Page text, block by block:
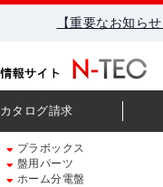
【重要なお知ら
カタログ請求
プラボックス
盤用パーツ
ホーム分電盤